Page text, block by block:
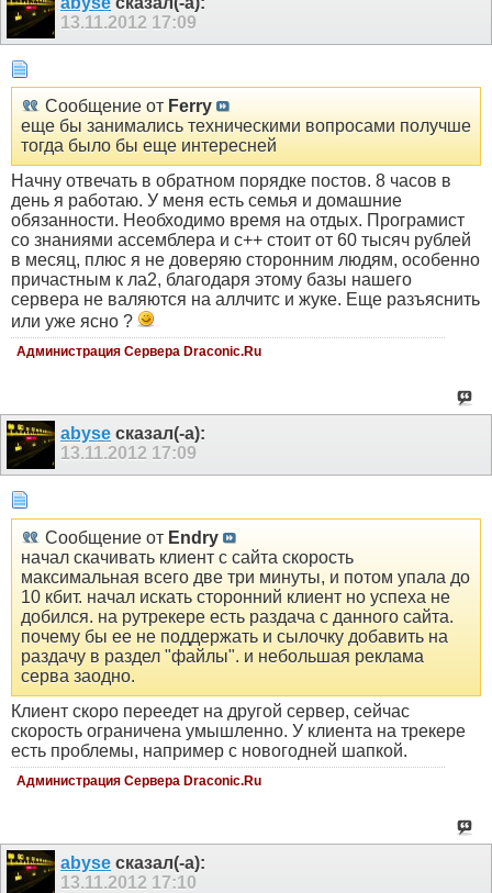
13.11.2012 17:09
Сообщение от Ferry
еще бы занимались техническими вопросами получше
тогда было бы еще интересней
Начну отвечать в обратном порядке постов. 8 часов в
день я работаю. У меня есть семья и домашние
обязанности. Необходимо время на отдых. Програмист
со знаниями ассемблера и с++ стоит от 60 тысяч рублей
в месяц, плюс я не доверяю сторонним людям, особенно
причастным к ла2, благодаря этому базы нашего
сервера не валяются на аллчитс и жуке. Еще разъяснить
или уже ясно ?
Администрация Сервера Draconic.Ru
abyse сказал(-а):
13.11.2012 17:09
Сообщение от Endry
начал скачивать клиент с сайта скорость
максимальная всего две три минуты, и потом упала до
10 кбит. начал искать сторонний клиент но успеха не
добился. на рутрекере есть раздача с данного сайта.
почему бы ее не поддержать и сылочку добавить на
раздачу в раздел "файлы". и небольшая реклама
серва заодно.
Клиент скоро переедет на другой сервер, сейчас
скорость ограничена умышленно. У клиента на трекере
есть проблемы, например с новогодней шапкой.
Администрация Сервера Draconic.Ru
abyse сказал(-а):
13.11.2012 17:10